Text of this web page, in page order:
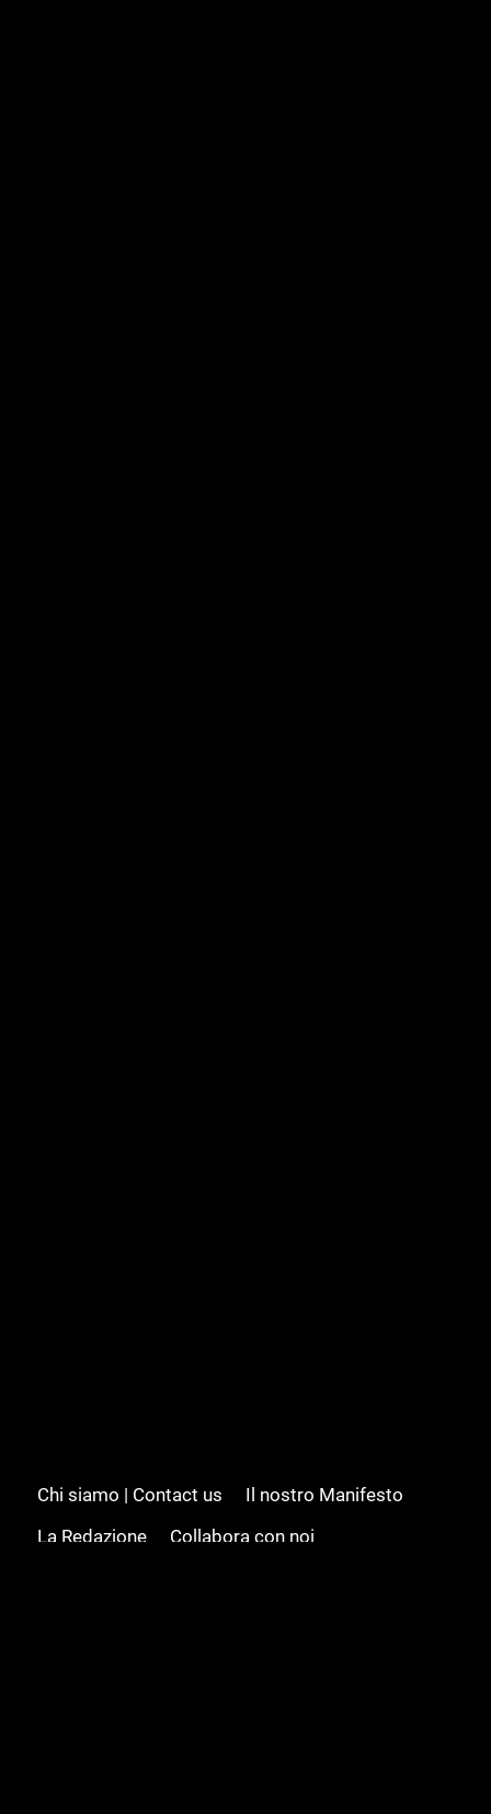
Chi siamo | Contact us
Il nostro Manifesto
La Redazione
Collabora con noi